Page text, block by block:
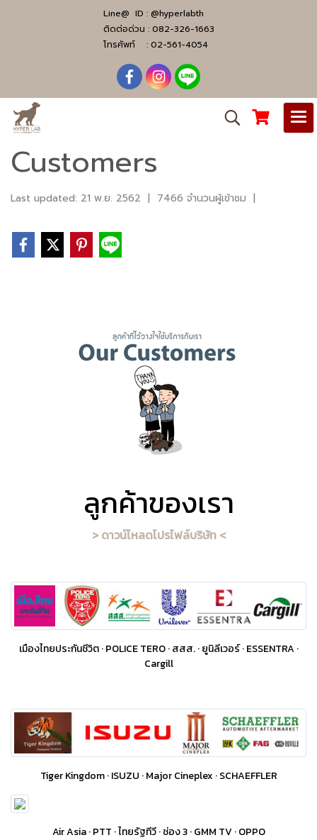
Line@ ID : @hyperlabth
ติดต่อด่วน : 082-326-1663
โทรศัพท์ : 02-561-4054
Customers
Last updated: 21 พ.ย. 2562 | 7466 จำนวนผู้เข้าชม |
ลูกค้าของเรา
> ดาวน์โหลดโปรไฟล์บริษัท <
เมืองไทยประกันชีวิต · POLICE TERO · สสส. · ยูนิลีเวอร์ · ESSENTRA ·
Cargill
Tiger Kingdom · ISUZU · Major Cineplex · SCHAEFFLER
Air Asia · PTT · ไทยรัฐทีวี · ช่อง 3 · GMM TV · OPPO